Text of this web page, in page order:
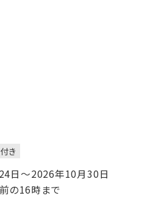
き
日～2026年10月30日
の16時まで